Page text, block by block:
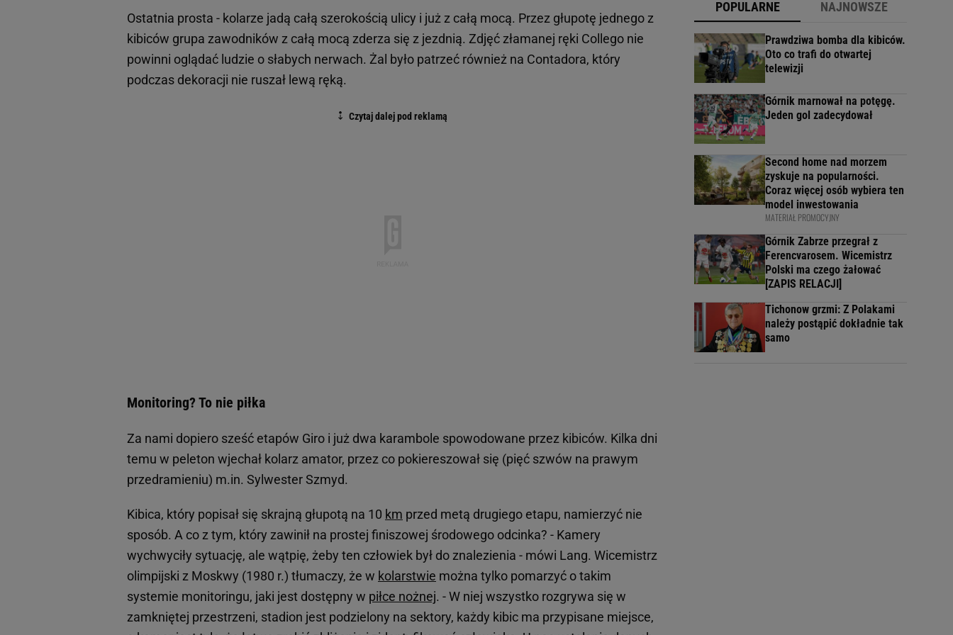
Ostatnia prosta - kolarze jadą całą szerokością ulicy i już z całą mocą. Przez głupotę jednego z
kibiców grupa zawodników z całą mocą zderza się z jezdnią. Zdjęć złamanej ręki Collego nie
powinni oglądać ludzie o słabych nerwach. Żal było patrzeć również na Contadora, który
podczas dekoracji nie ruszał lewą ręką.
Monitoring? To nie piłka
Za nami dopiero sześć etapów Giro i już dwa karambole spowodowane przez kibiców. Kilka dni
temu w peleton wjechał kolarz amator, przez co pokiereszował się (pięć szwów na prawym
przedramieniu) m.in. Sylwester Szmyd.
Kibica, który popisał się skrajną głupotą na 10 km przed metą drugiego etapu, namierzyć nie
sposób. A co z tym, który zawinił na prostej finiszowej środowego odcinka? - Kamery
wychwyciły sytuację, ale wątpię, żeby ten człowiek był do znalezienia - mówi Lang. Wicemistrz
olimpijski z Moskwy (1980 r.) tłumaczy, że w kolarstwie można tylko pomarzyć o takim
systemie monitoringu, jaki jest dostępny w piłce nożnej. - W niej wszystko rozgrywa się w
zamkniętej przestrzeni, stadion jest podzielony na sektory, każdy kibic ma przypisane miejsce,
POPULARNE NAJNOWSZE
Prawdziwa bomba dla kibiców.
Oto co trafi do otwartej
telewizji
Górnik marnował na potęgę.
Jeden gol zadecydował
Second home nad morzem
zyskuje na popularności.
Coraz więcej osób wybiera ten
model inwestowania
MATERIAŁ PROMOCYJNY
Górnik Zabrze przegrał z
Ferencvarosem. Wicemistrz
Polski ma czego żałować
[ZAPIS RELACJI]
Tichonow grzmi: Z Polakami
należy postąpić dokładnie tak
samo